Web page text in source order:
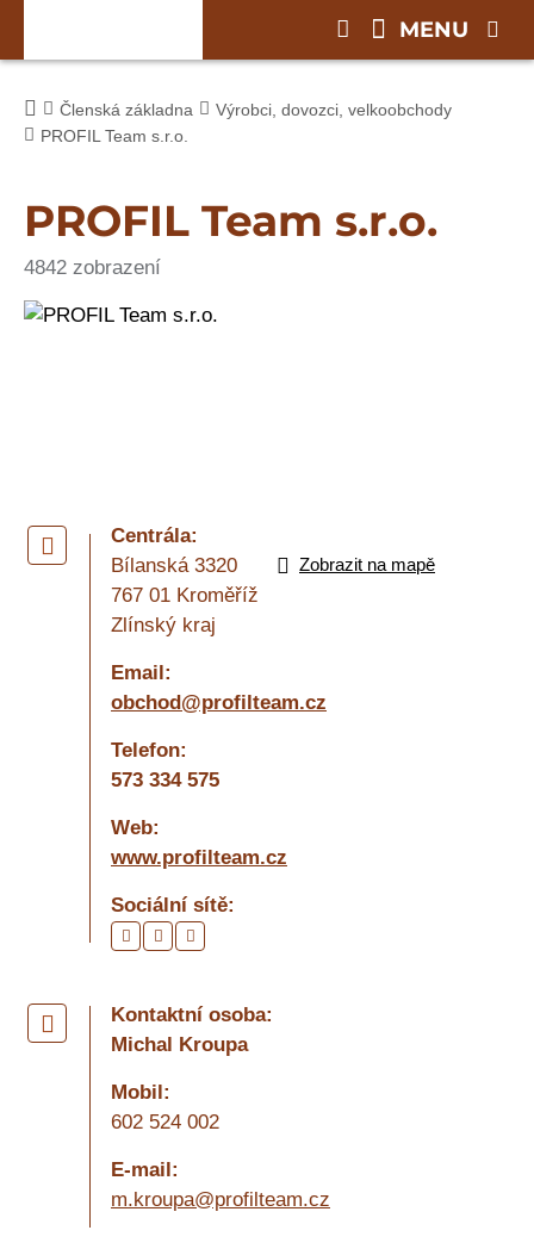
Členská základna
Výrobci, dovozci, velkoobchody
PROFIL Team s.r.o.
PROFIL Team s.r.o.
4842 zobrazení
Centrála:
Bílanská 3320
767 01 Kroměříž
Zlínský kraj
Zobrazit na mapě
Email:
obchod@profilteam.cz
Telefon:
573 334 575
Web:
www.profilteam.cz
Sociální sítě:
Kontaktní osoba:
Michal Kroupa
Mobil:
602 524 002
E-mail:
m.kroupa@profilteam.cz
MENU